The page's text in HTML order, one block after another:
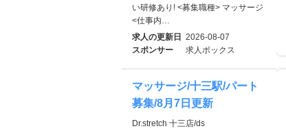
い研修あり! <募集職種> マッサージ
<仕事内…
求人の更新日 2026-08-07
スポンサー
求人ボックス
マッサージ/十三駅/パート
募集/8月7日更新
Dr.stretch 十三店/ds